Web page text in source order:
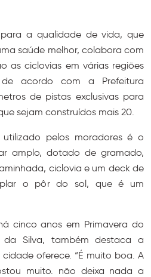
a qualidade de vida, que
saúde melhor, colabora com
as ciclovias em várias regiões
acordo com a Prefeitura
de pistas exclusivas para
sejam construídos mais 20.
pelos moradores é o
amplo, dotado de gramado,
ciclovia e um deck de
o pôr do sol, que é um
cinco anos em Primavera do
da Silva, também destaca a
oferece. “É muito boa. A
muito. não deixa nada a